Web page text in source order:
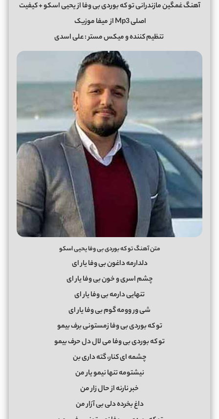
آهنگ غمگین مازندرانی تو که بوردی بی وفا از یحیی اسکو + کیفیت
اصلی Mp3 از
میفا موزیک
تنظیم کننده و میکس مستر : علی اسدی
متن آهنگ تو که بوردی بی وفا یحیی اسکو
دلدارمه داغون بی وفا یار ای
چشم اسری و خون بی وفا یار ای
تنهایی دارمه بی وفا یار ای
شی ور وومه گوم بی وفا یار ای
تو که بوردی بی وفا زمستونی برف بیمو
تو که بوردی بی وفا می لال دل حرف بیمو
چشمه ای کنار، گته داری بن
نیشتومه تنها نیمو یار من
خبر نارنه از حال زار من
داغ بخرده دلی بی آزار من